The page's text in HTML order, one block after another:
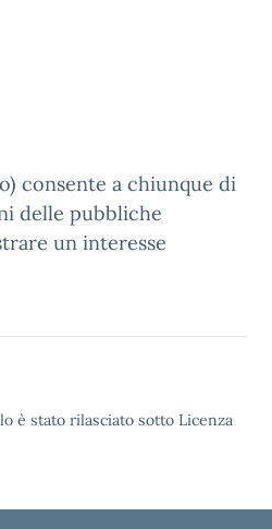
consente a chiunque di
delle pubbliche
un interesse
è stato rilasciato sotto Licenza